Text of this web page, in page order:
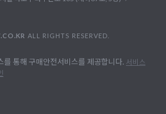
ALL RIGHTS RESERVED.
를 통해 구매안전서비스를 제공합니다. 서비스